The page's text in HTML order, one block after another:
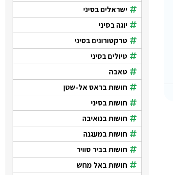
ישראלים בסיני
יוגה בסיני
טרקטורונים בסיני
טיולים בסיני
טאבה
חושות בראס אל-שטן
חושות בסיני
חושות בנואיבה
חושות במעגנה
חושות בביר סוויר
חושות באל מחש